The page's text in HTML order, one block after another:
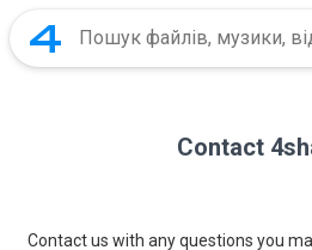
Contact
Contact us with any questions you